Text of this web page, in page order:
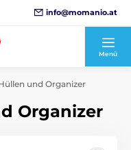
info@momanio.at
Menü
und Organizer
Organizer